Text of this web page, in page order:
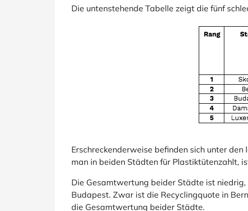
Die untenstehende Tabelle zeigt die fünf
Erschreckenderweise befinden sich unter
man in beiden Städten für Plastiktütenzahlt,
Die Gesamtwertung beider Städte ist
Budapest. Zwar ist die Recyclingquote in
die Gesamtwertung beider Städte.